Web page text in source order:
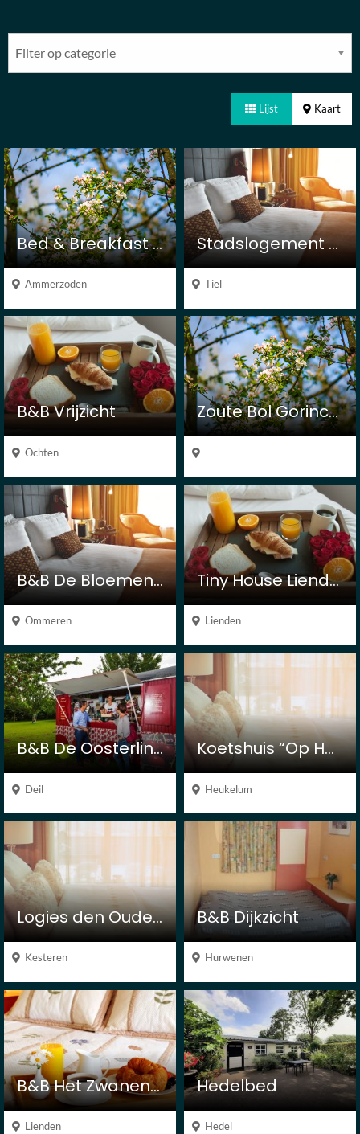
Lijst Kaart
Bed & Breakfast De Rooie Hooimijt
Ammerzoden
Stadslogement Tiel
Tiel
B&B Vrijzicht
Ochten
Zoute Bol Gorinchem
B&B De Bloemenkamp
Ommeren
Tiny House Lienden
Lienden
B&B De Oosterling
Deil
Koetshuis “Op Heukelum”
Heukelum
Logies den Ouden Dam
Kesteren
B&B Dijkzicht
Hurwenen
B&B Het Zwanennest
Lienden
Hedelbed
Hedel